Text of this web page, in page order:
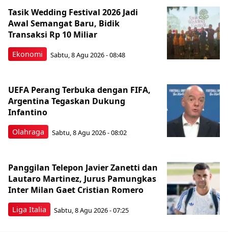
Ekonomi
Tasik Wedding Festival 2026 Jadi
Awal Semangat Baru, Bidik
Transaksi Rp 10 Miliar
Sabtu, 8 Agu 2026 - 08:48
Olahraga
UEFA Perang Terbuka dengan FIFA,
Argentina Tegaskan Dukung
Infantino
Sabtu, 8 Agu 2026 - 08:02
Liga Italia
Panggilan Telepon Javier Zanetti dan
Lautaro Martinez, Jurus Pamungkas
Inter Milan Gaet Cristian Romero
Sabtu, 8 Agu 2026 - 07:25